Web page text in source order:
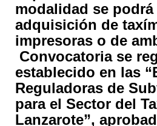
modalidad se
adquisición de
impresoras o de
Convocatoria se
establecido en las
Reguladoras de
para el Sector del
Lanzarote”,